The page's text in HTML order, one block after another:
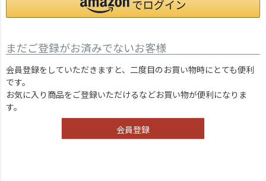
まだご登録がお済みでないお客様
会員登録をしていただきますと、二度目のお買い物時にとても便利
です。
お気に入り商品をご登録いただけるなどお買い物が便利になりま
す。
会員登録